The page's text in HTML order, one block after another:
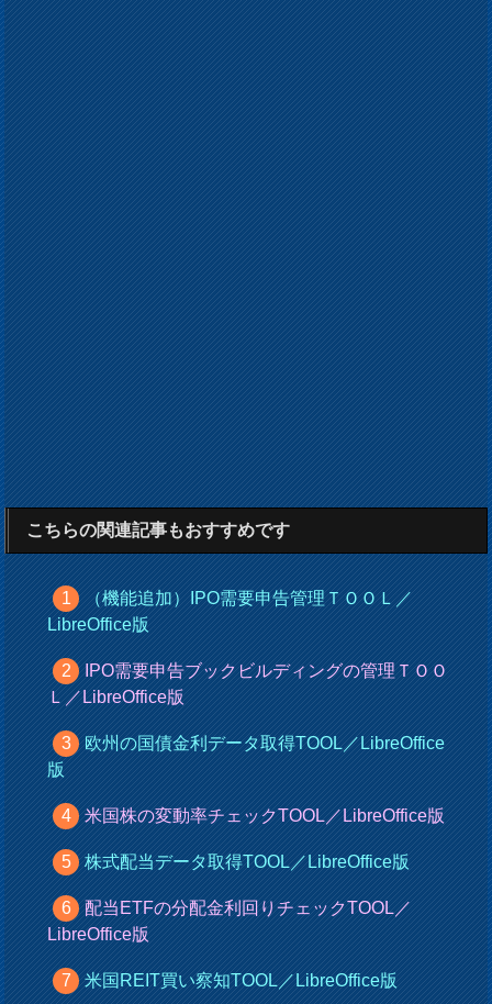
こちらの関連記事もおすすめです
（機能追加）IPO需要申告管理ＴＯＯＬ／
LibreOffice版
IPO需要申告ブックビルディングの管理ＴＯＯ
Ｌ／LibreOffice版
欧州の国債金利データ取得TOOL／LibreOffice
版
米国株の変動率チェックTOOL／LibreOffice版
株式配当データ取得TOOL／LibreOffice版
配当ETFの分配金利回りチェックTOOL／
LibreOffice版
米国REIT買い察知TOOL／LibreOffice版